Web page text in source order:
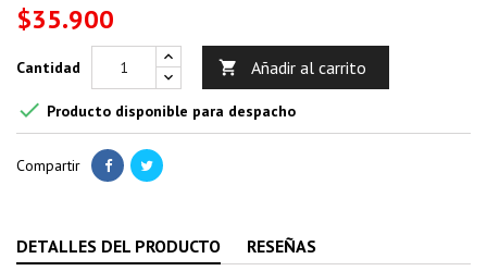
$35.900
Cantidad  Añadir al carrito
 Producto disponible para despacho
Compartir
DETALLES DEL PRODUCTO RESEÑAS